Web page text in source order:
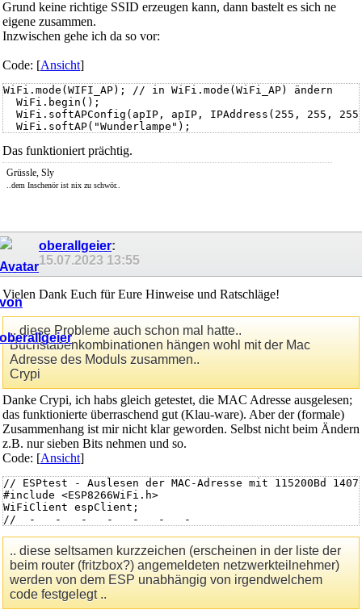
Grund keine richtige SSID erzeugen kann, dann bastelt es sich ne
eigene zusammen.
Inzwischen gehe ich da so vor:
Code: [Ansicht]
WiFi.mode(WIFI_AP); // in WiFi.mode(WiFi_AP) ändern
  WiFi.begin();
WiFi.softAPConfig(apIP, apIP, IPAddress(255, 255,
  WiFi.softAP("Wunderlampe");
Das funktioniert prächtig.
Grüssle, Sly
..dem Inschenör ist nix zu schwör..
oberallgeier:
15.07.2023 13:55
Vielen Dank Euch für Eure Hinweise und Ratschläge!
.. diese Probleme auch schon mal hatte..
Buchstabenkombinationen hängen wohl mit der Mac
Adresse des Moduls zusammen..
Crypi
Danke Crypi, ich habs gleich getestet, die MAC Adresse ausgelesen;
das funktionierte überraschend gut (Klau-ware). Aber der (formale)
Zusammenhang ist mir nicht klar geworden. Selbst nicht beim Ändern
z.B. nur sieben Bits nehmen und so.
Code: [Ansicht]
// ESPtest - Auslesen der MAC-Adresse mit 115200Bd
#include <ESP8266WiFi.h>
WiFiClient espClient;
//  -   -   -   -   -   -   -
    Serial.begin(115200);
    delay(  500);
//  -   -   -
    Serial.println();
    Serial.print("MAC: ");
.. diese seltsamen kurzzeichen (erscheinen in der liste der
beim router (fritzbox?) angemeldeten netzwerkteilnehmer)
werden von dem ESP unabhängig von irgendwelchem
code festgelegt ..